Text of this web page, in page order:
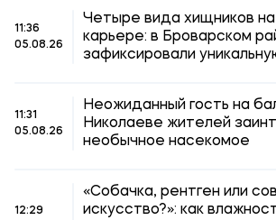
11:36
05.08.26
Четыре вида хищников
карьере: в Броварском
зафиксировали
11:31
05.08.26
Неожиданный гость на
Николаеве жителей
необычное насекомое
12:29
«Собачка, рентген или
искусство?»: как